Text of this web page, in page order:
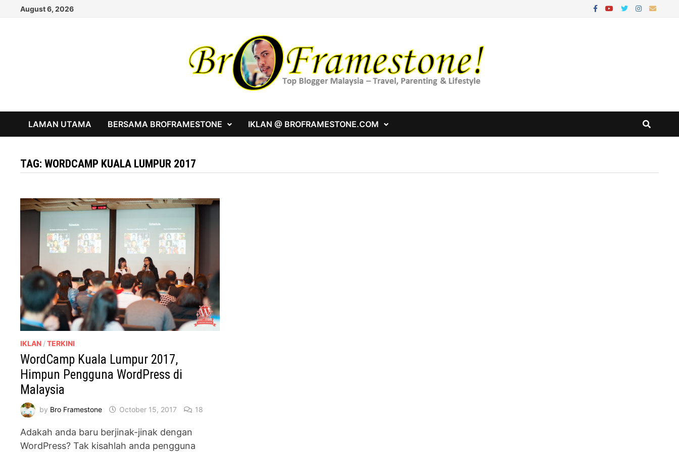
August 6, 2026
LAMAN UTAMA BERSAMA BROFRAMESTONE IKLAN @ BROFRAMESTONE.COM
TAG:WORDCAMP KUALA LUMPUR 2017
IKLAN /TERKINI
WordCamp Kuala Lumpur 2017,
Himpun Pengguna WordPress di
Malaysia
by Bro Framestone October 15, 2017 18
Adakah anda baru berjinak-jinak dengan
WordPress? Tak kisahlah anda pengguna